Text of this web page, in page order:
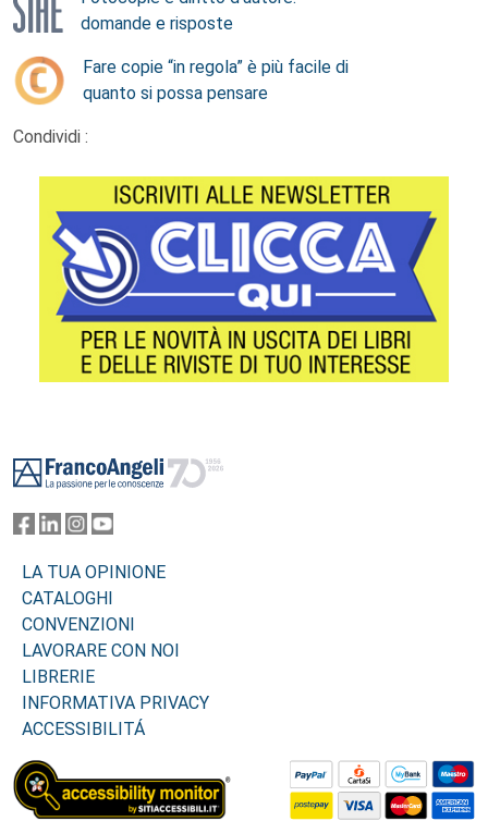
domande e risposte
Fare copie “in regola” è più facile di
quanto si possa pensare
Condividi :
LA TUA OPINIONE
CATALOGHI
CONVENZIONI
LAVORARE CON NOI
LIBRERIE
INFORMATIVA PRIVACY
ACCESSIBILITÁ